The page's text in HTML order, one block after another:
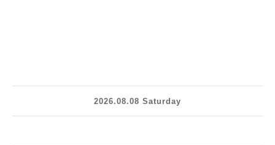
2026.08.08 Saturday